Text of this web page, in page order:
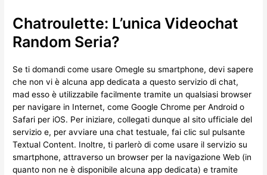
Chatroulette: L’unica Videochat
Random Seria?
Se ti domandi come usare Omegle su smartphone, devi sapere
che non vi è alcuna app dedicata a questo servizio di chat,
mad esso è utilizzabile facilmente tramite un qualsiasi browser
per navigare in Internet, come Google Chrome per Android o
Safari per iOS. Per iniziare, collegati dunque al sito ufficiale del
servizio e, per avviare una chat testuale, fai clic sul pulsante
Textual Content. Inoltre, ti parlerò di come usare il servizio su
smartphone, attraverso un browser per la navigazione Web (in
quanto non ne è disponibile alcuna app dedicata) e tramite